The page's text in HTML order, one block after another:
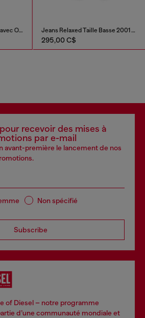
Sweat à capuche en coton avec Oval D métallique Jeans Relaxed Taille Basse 2001 D-Macro
295,00 C$
recevoir des mises à
par e-mail
avant-première le lancement de nos
Non spécifié
Subscribe
of Diesel – notre programme
d’une communauté mondiale et